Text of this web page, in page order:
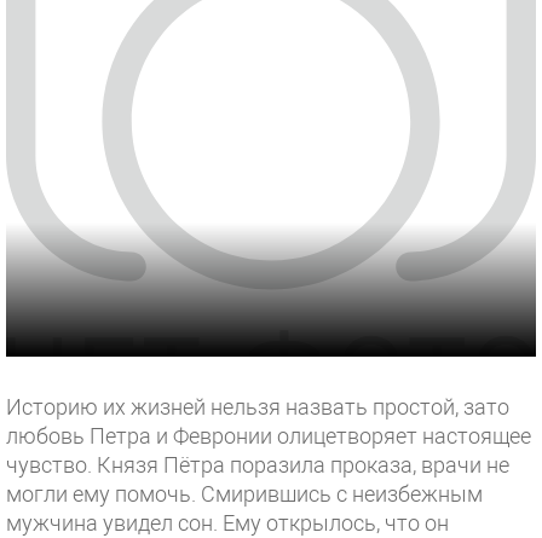
Историю их жизней нельзя назвать простой, зато
любовь Петра и Февронии олицетворяет настоящее
чувство. Князя Пётра поразила проказа, врачи не
могли ему помочь. Смирившись с неизбежным
мужчина увидел сон. Ему открылось, что он